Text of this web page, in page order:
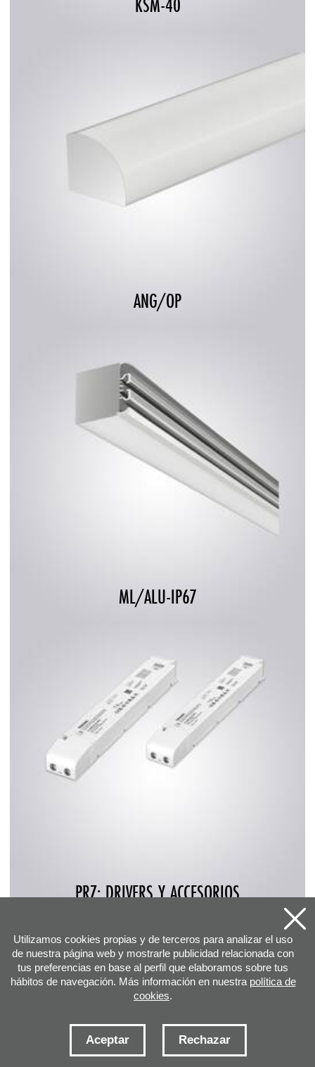
KSM-40
ANG/OP
ML/ALU-IP67
PRZ: DRIVERS Y ACCESORIOS
Utilizamos cookies propias y de terceros para analizar el uso
de nuestra página web y mostrarle publicidad relacionada con
tus preferencias en base al perfil que elaboramos sobre tus
hábitos de navegación. Más información en nuestra política de
cookies.
Aceptar Rechazar